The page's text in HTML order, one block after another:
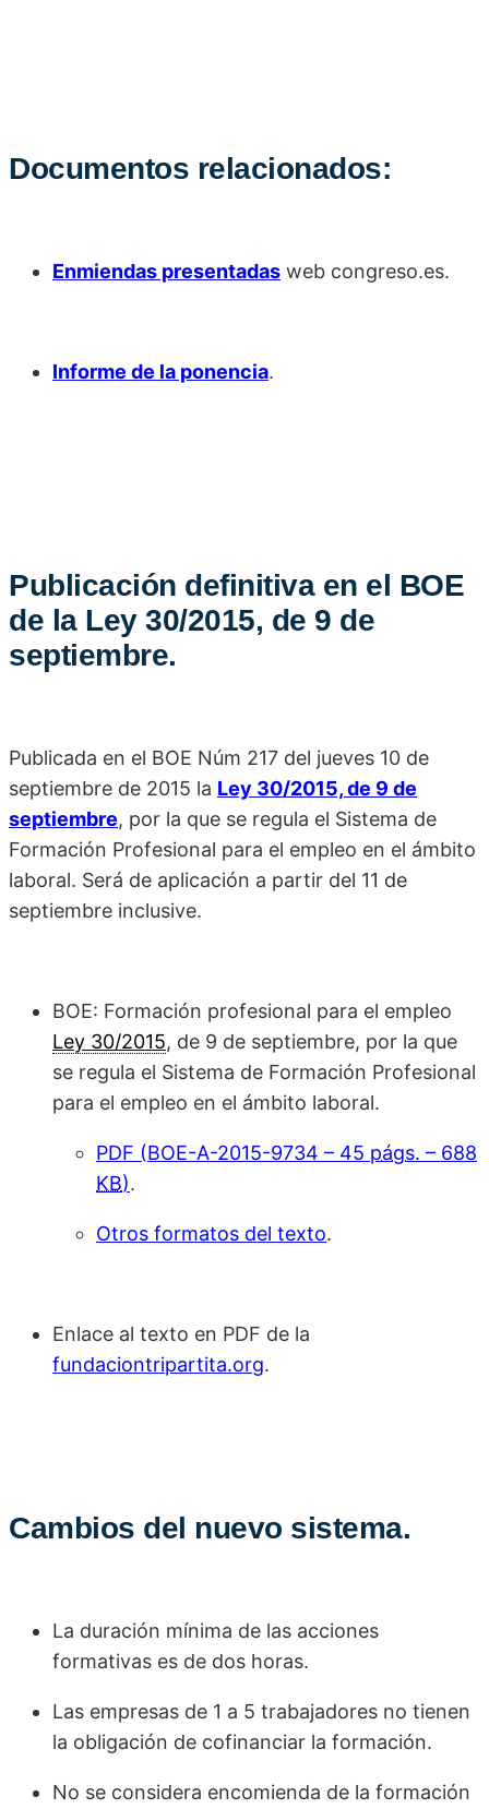
Documentos relacionados:
Enmiendas presentadas web congreso.es.
Informe de la ponencia.
Publicación definitiva en el BOE
de la Ley 30/2015, de 9 de
septiembre.
Publicada en el BOE Núm 217 del jueves 10 de
septiembre de 2015 la Ley 30/2015, de 9 de
septiembre, por la que se regula el Sistema de
Formación Profesional para el empleo en el ámbito
laboral. Será de aplicación a partir del 11 de
septiembre inclusive.
BOE: Formación profesional para el empleo
Ley 30/2015, de 9 de septiembre, por la que
se regula el Sistema de Formación Profesional
para el empleo en el ámbito laboral.
PDF (BOE-A-2015-9734 – 45 págs. – 688
KB).
Otros formatos del texto.
Enlace al texto en PDF de la
fundaciontripartita.org.
Cambios del nuevo sistema.
La duración mínima de las acciones
formativas es de dos horas.
Las empresas de 1 a 5 trabajadores no tienen
la obligación de cofinanciar la formación.
No se considera encomienda de la formación